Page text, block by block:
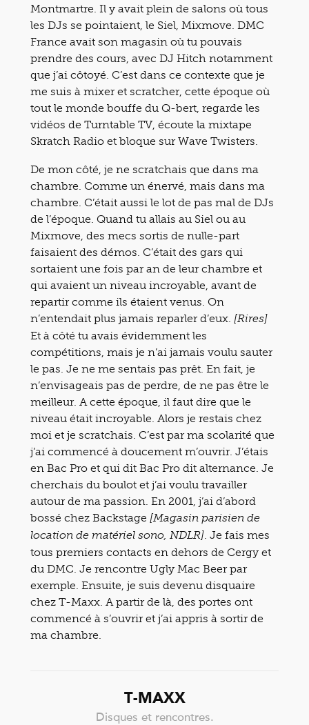
Montmartre. Il y avait plein de salons où tous
les DJs se pointaient, le Siel, Mixmove. DMC
France avait son magasin où tu pouvais
prendre des cours, avec DJ Hitch notamment
que j’ai côtoyé. C’est dans ce contexte que je
me suis à mixer et scratcher, cette époque où
tout le monde bouffe du Q-bert, regarde les
vidéos de Turntable TV, écoute la mixtape
Skratch Radio et bloque sur Wave Twisters.
De mon côté, je ne scratchais que dans ma
chambre. Comme un énervé, mais dans ma
chambre. C’était aussi le lot de pas mal de DJs
de l’époque. Quand tu allais au Siel ou au
Mixmove, des mecs sortis de nulle-part
faisaient des démos. C’était des gars qui
sortaient une fois par an de leur chambre et
qui avaient un niveau incroyable, avant de
repartir comme ils étaient venus. On
n’entendait plus jamais reparler d’eux. [Rires]
Et à côté tu avais évidemment les
compétitions, mais je n’ai jamais voulu sauter
le pas. Je ne me sentais pas prêt. En fait, je
n’envisageais pas de perdre, de ne pas être le
meilleur. A cette époque, il faut dire que le
niveau était incroyable. Alors je restais chez
moi et je scratchais. C’est par ma scolarité que
j’ai commencé à doucement m’ouvrir. J’étais
en Bac Pro et qui dit Bac Pro dit alternance. Je
cherchais du boulot et j’ai voulu travailler
autour de ma passion. En 2001, j’ai d’abord
bossé chez Backstage [Magasin parisien de
location de matériel sono, NDLR]. Je fais mes
tous premiers contacts en dehors de Cergy et
du DMC. Je rencontre Ugly Mac Beer par
exemple. Ensuite, je suis devenu disquaire
chez T-Maxx. A partir de là, des portes ont
commencé à s’ouvrir et j’ai appris à sortir de
ma chambre.
T-MAXX
Disques et rencontres.